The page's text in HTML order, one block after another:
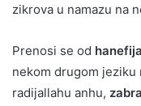
zikrova u namazu na
Prenosi se od hanefija
nekom drugom jeziku
radijallahu anhu,